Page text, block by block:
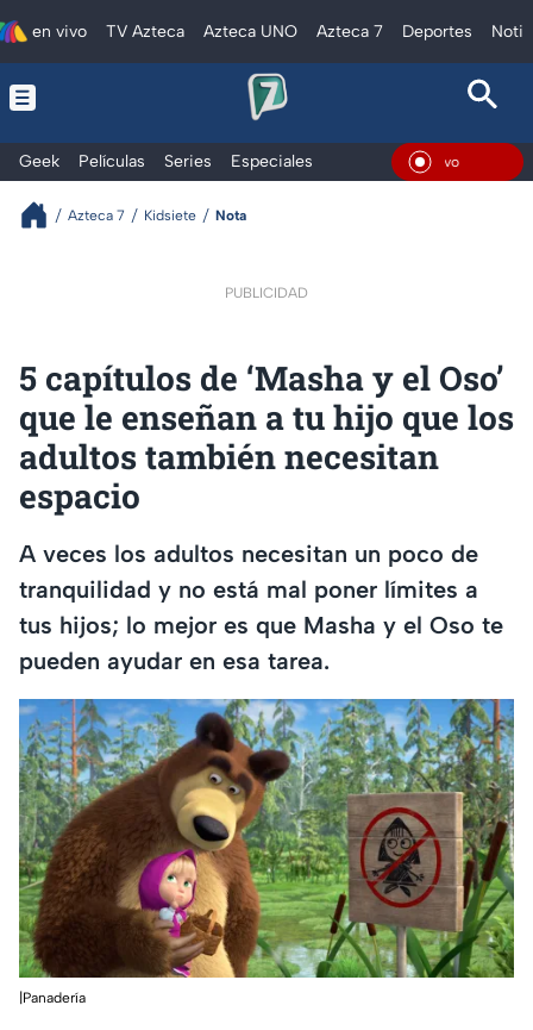
en vivo TV Azteca Azteca UNO Azteca 7 Deportes
Geek Películas Series Especiales En Vivo
Azteca 7 Kidsiete Nota
PUBLICIDAD
5 capítulos de ‘Masha y el Oso’
que le enseñan a tu hijo que los
adultos también necesitan
espacio
A veces los adultos necesitan un poco de
tranquilidad y no está mal poner límites a
tus hijos; lo mejor es que Masha y el Oso te
pueden ayudar en esa tarea.
|Panadería